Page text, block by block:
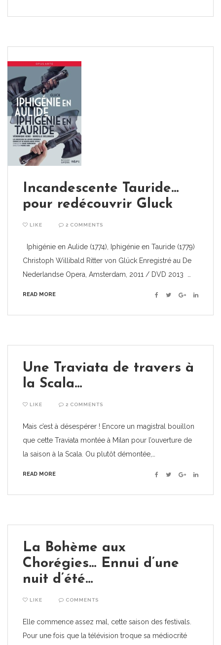
Incandescente Tauride…
pour redécouvrir Gluck
LIKE 2 COMMENTS
Iphigénie en Aulide (1774), Iphigénie en Tauride (1779)
Christoph Willibald Ritter von Glück Enregistré au De
Nederlandse Opera, Amsterdam, 2011 / DVD 2013 …
READ MORE Facebook
TwitterGoogle+Linkedin
Une Traviata de travers à
la Scala…
LIKE 2 COMMENTS
Mais c’est à désespérer ! Encore un magistral bouillon
que cette Traviata montée à Milan pour l’ouverture de
la saison à la Scala. Ou plutôt démontée,…
READ MORE Facebook
TwitterGoogle+Linkedin
La Bohème aux
Chorégies… Ennui d’une
nuit d’été…
LIKE COMMENTS
Elle commence assez mal, cette saison des festivals.
Pour une fois que la télévision troque sa médiocrité